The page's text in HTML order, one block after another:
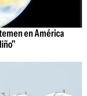
en América